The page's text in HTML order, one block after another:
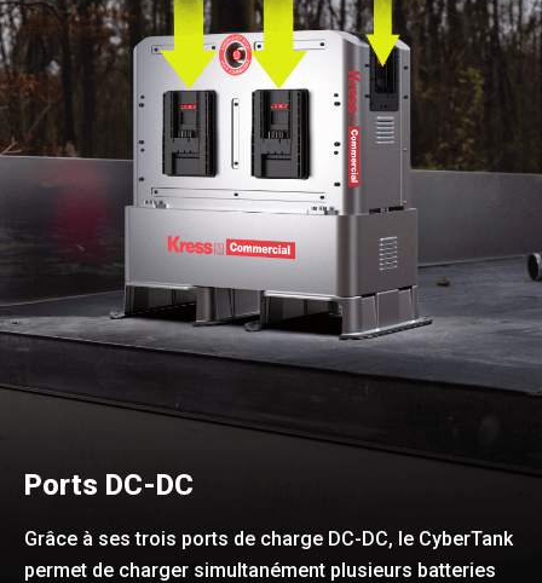
Ports DC-DC
Grâce à ses trois ports de charge DC-DC, le CyberTank
permet de charger simultanément plusieurs batteries